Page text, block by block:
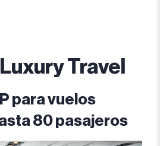
Luxury Travel
para vuelos
80 pasajeros